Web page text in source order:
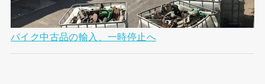
バイク中古品の輸入、一時停止へ